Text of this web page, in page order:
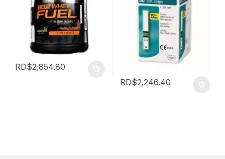
RD$2,854.80
RD$2,246.40